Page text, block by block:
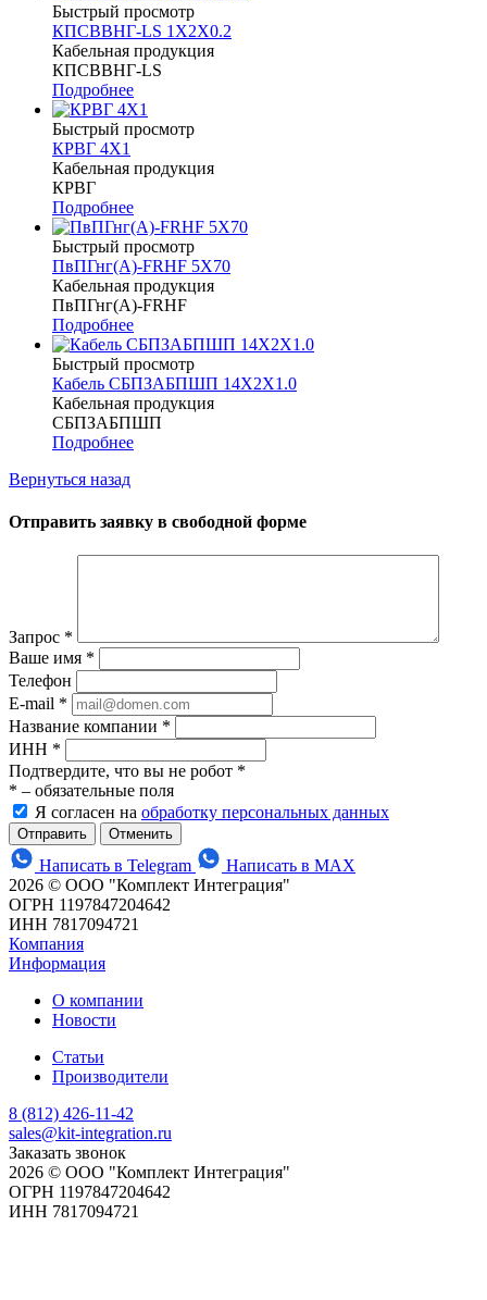
Быстрый просмотр
КПСВВНГ-LS 1Х2Х0.2
Кабельная продукция
КПСВВНГ-LS
Подробнее
Быстрый просмотр
КРВГ 4Х1
Кабельная продукция
КРВГ
Подробнее
Быстрый просмотр
ПвПГнг(А)-FRHF 5Х70
Кабельная продукция
ПвПГнг(А)-FRHF
Подробнее
Быстрый просмотр
Кабель СБПЗАБПШП 14Х2Х1.0
Кабельная продукция
СБПЗАБПШП
Подробнее
Вернуться назад
Отправить заявку в свободной форме
Запрос *
Ваше имя *
Телефон
E-mail *
Название компании *
ИНН *
Подтвердите, что вы не робот *
* – обязательные поля
Я согласен на обработку персональных данных
Отменить
Написать в Telegram
Написать в MAX
2026 © ООО "Комплект Интеграция"
ОГРН 1197847204642
ИНН 7817094721
Компания
Информация
О компании
Новости
Статьи
Производители
8 (812) 426-11-42
sales@kit-integration.ru
Заказать звонок
2026 © ООО "Комплект Интеграция"
ОГРН 1197847204642
ИНН 7817094721